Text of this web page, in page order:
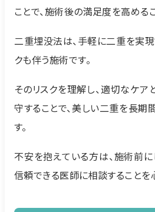
ことで、施術後の満足度を高める
二重埋没法は、手軽に二重を実
クも伴う施術です。
そのリスクを理解し、適切なケ
守することで、美しい二重を長期
す。
不安を抱えている方は、施術前に
信頼できる医師に相談することを